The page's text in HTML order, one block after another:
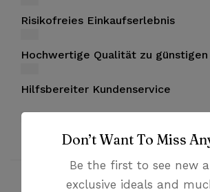
Risikofreies Einkaufserlebnis
Hochwertige Qualität zu günstigen
Hilfsbereiter Kundenservice
Bezahlung mit PayPal und
Don’t Want To Miss
Be the first to see new
exclusive ideals and